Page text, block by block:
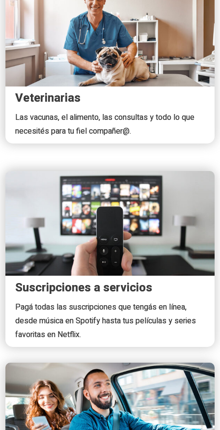
Veterinarias
Las vacunas, el alimento, las consultas y todo lo que
necesités para tu fiel compañer@.
Suscripciones a servicios
Pagá todas las suscripciones que tengás en línea,
desde música en Spotify hasta tus películas y series
favoritas en Netflix.